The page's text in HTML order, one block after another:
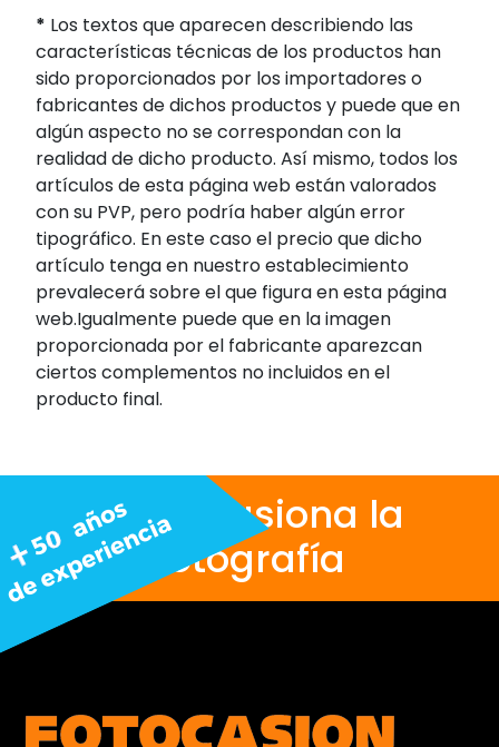
* Los textos que aparecen describiendo las
características técnicas de los productos han
sido proporcionados por los importadores o
fabricantes de dichos productos y puede que en
algún aspecto no se correspondan con la
realidad de dicho producto. Así mismo, todos los
artículos de esta página web están valorados
con su PVP, pero podría haber algún error
tipográfico. En este caso el precio que dicho
artículo tenga en nuestro establecimiento
prevalecerá sobre el que figura en esta página
web.Igualmente puede que en la imagen
proporcionada por el fabricante aparezcan
ciertos complementos no incluidos en el
producto final.
Nos apasiona la
fotografía